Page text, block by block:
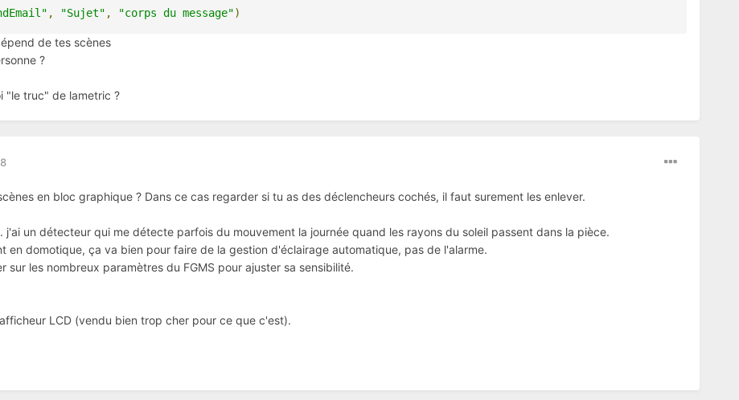
, "Sujet" , "corps du message")
de tes scènes
?
"le truc" de lametric ?
en bloc graphique ? Dans ce cas regarder si tu as des déclencheurs cochés, il faut surement les enlever.
j'ai un détecteur qui me détecte parfois du mouvement la journée quand les rayons du soleil passent dans la pièce.
en domotique, ça va bien pour faire de la gestion d'éclairage automatique, pas de l'alarme.
sur les nombreux paramètres du FGMS pour ajuster sa sensibilité.
LCD (vendu bien trop cher pour ce que c'est).